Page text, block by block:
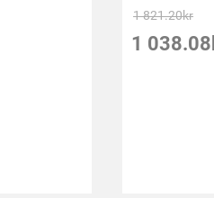
1 821.20kr
1 038.08